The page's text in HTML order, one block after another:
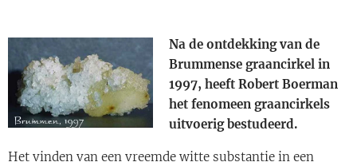
Na de ontdekking van de
Brummense graancirkel in
1997, heeft Robert Boerman
het fenomeen graancirkels
uitvoerig bestudeerd.
Het vinden van een vreemde witte substantie in een